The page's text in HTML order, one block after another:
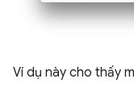
Ví dụ này cho thấy